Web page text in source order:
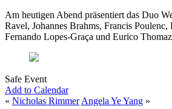
Am heutigen Abend präsentiert das Duo
Ravel, Johannes Brahms, Francis Poulenc,
Fernando Lopes-Graça und Eurico
Safe Event
Add to Calendar
« Nicholas Rimmer Angela Ye Yang »